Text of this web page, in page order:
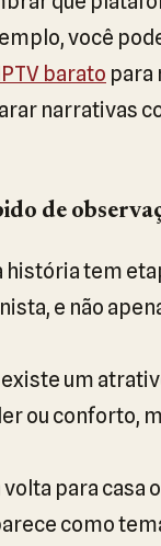
você
barato para
narrativas
de
história tem
e não
existe um
ou conforto,
volta para casa
como